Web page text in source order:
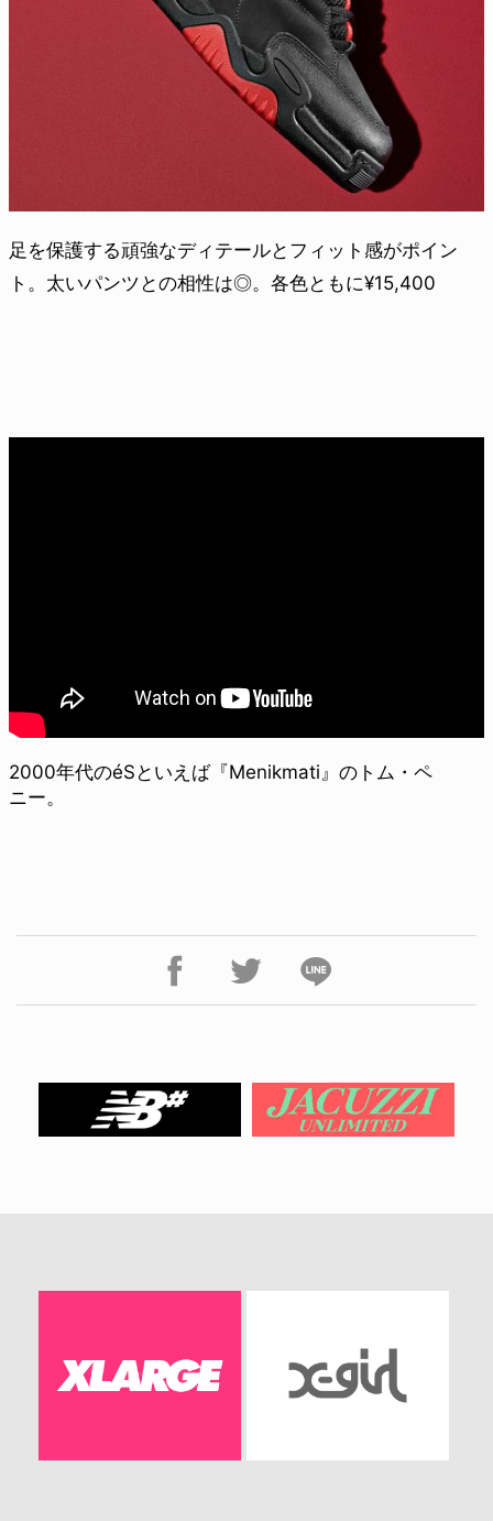
足を保護する頑強なディテールとフィット感がポイン
ト。太いパンツとの相性は◎。各色ともに¥15,400
2000年代のéSといえば『Menikmati』のトム・ペ
ニー。